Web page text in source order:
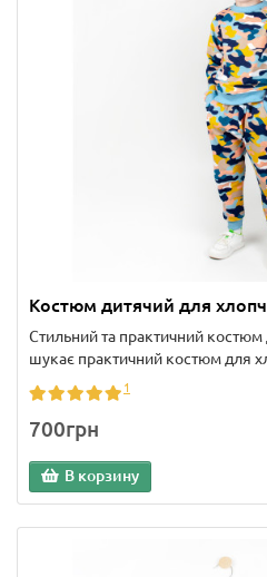
Костюм дитячий для
Стильний та практичний
шукає практичний костюм для
1
700грн
В корзину